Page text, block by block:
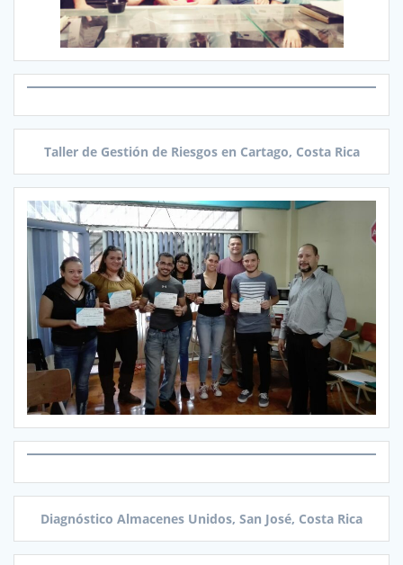
Taller de Gestión de Riesgos en Cartago, Costa Rica
Diagnóstico Almacenes Unidos, San José, Costa Rica